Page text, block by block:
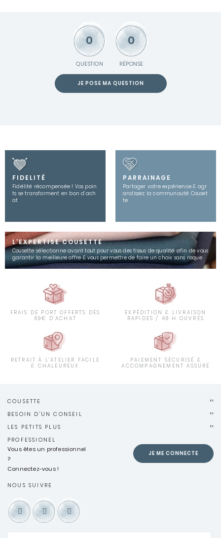
0
QUESTION
0
RÉPONSE
JE POSE MA QUESTION
FIDELITÉ
Fidélité récompensée ! Vos poin
ts se transforment en bon d’ach
at
PARRAINAGE
Partager votre expérience & agr
andissez la communauté Couset
te
L'EXPERTISE COUSETTE
Cousette sélectionne avant tout pour vous des tissus de qualité afin de vous
garantir la meilleure offre & vous permettre de faire un choix sans risque
FRAIS DE PORT OFFERTS DÈS
69€ D'ACHAT
EXPÉDITION & LIVRAISON
RAPIDES / 48 H OUVRÉS
RETRAIT À L'ATELIER FACILE
& CHALEUREUX
PAIEMENT SÉCURISÉ &
ACCOMPAGNEMENT ASSURÉ
COUSETTE
BESOIN D'UN CONSEIL
LES PETITS PLUS
PROFESSIONEL
Vous êtes un professionnel
?
Connectez-vous !
JE ME CONNECTE
NOUS SUIVRE